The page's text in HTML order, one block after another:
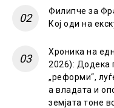
Филипче за
Кој оди на
Хроника на
2026): Додека
„реформи“,
а владата и
земјата тоне